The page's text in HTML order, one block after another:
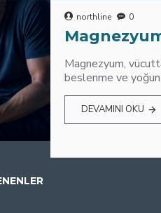
northline 0
Magnezyum,
beslenme ve
DEVAMINI OKU